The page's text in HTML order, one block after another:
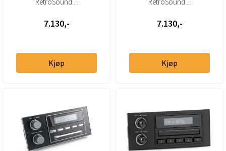
7.130,-
Kjøp
7.130,-
Kjøp